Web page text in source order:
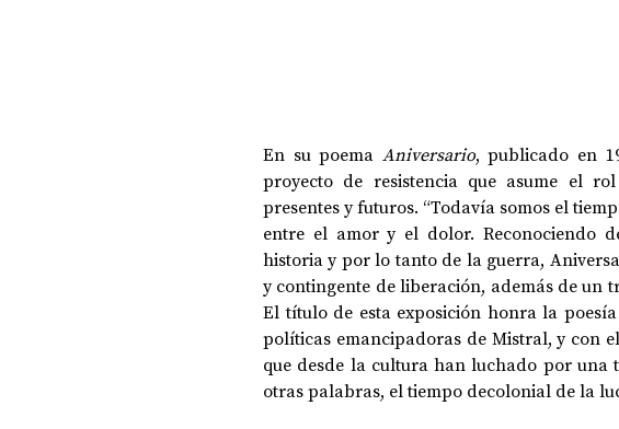
En su poema Aniversario, publicado en
proyecto de resistencia que asume el
presentes y futuros. “Todavía somos el
entre el amor y el dolor. Reconociendo
historia y por lo tanto de la guerra,
y contingente de liberación, además de un
El título de esta exposición honra la
políticas emancipadoras de Mistral, y con
que desde la cultura han luchado por
otras palabras, el tiempo decolonial de la